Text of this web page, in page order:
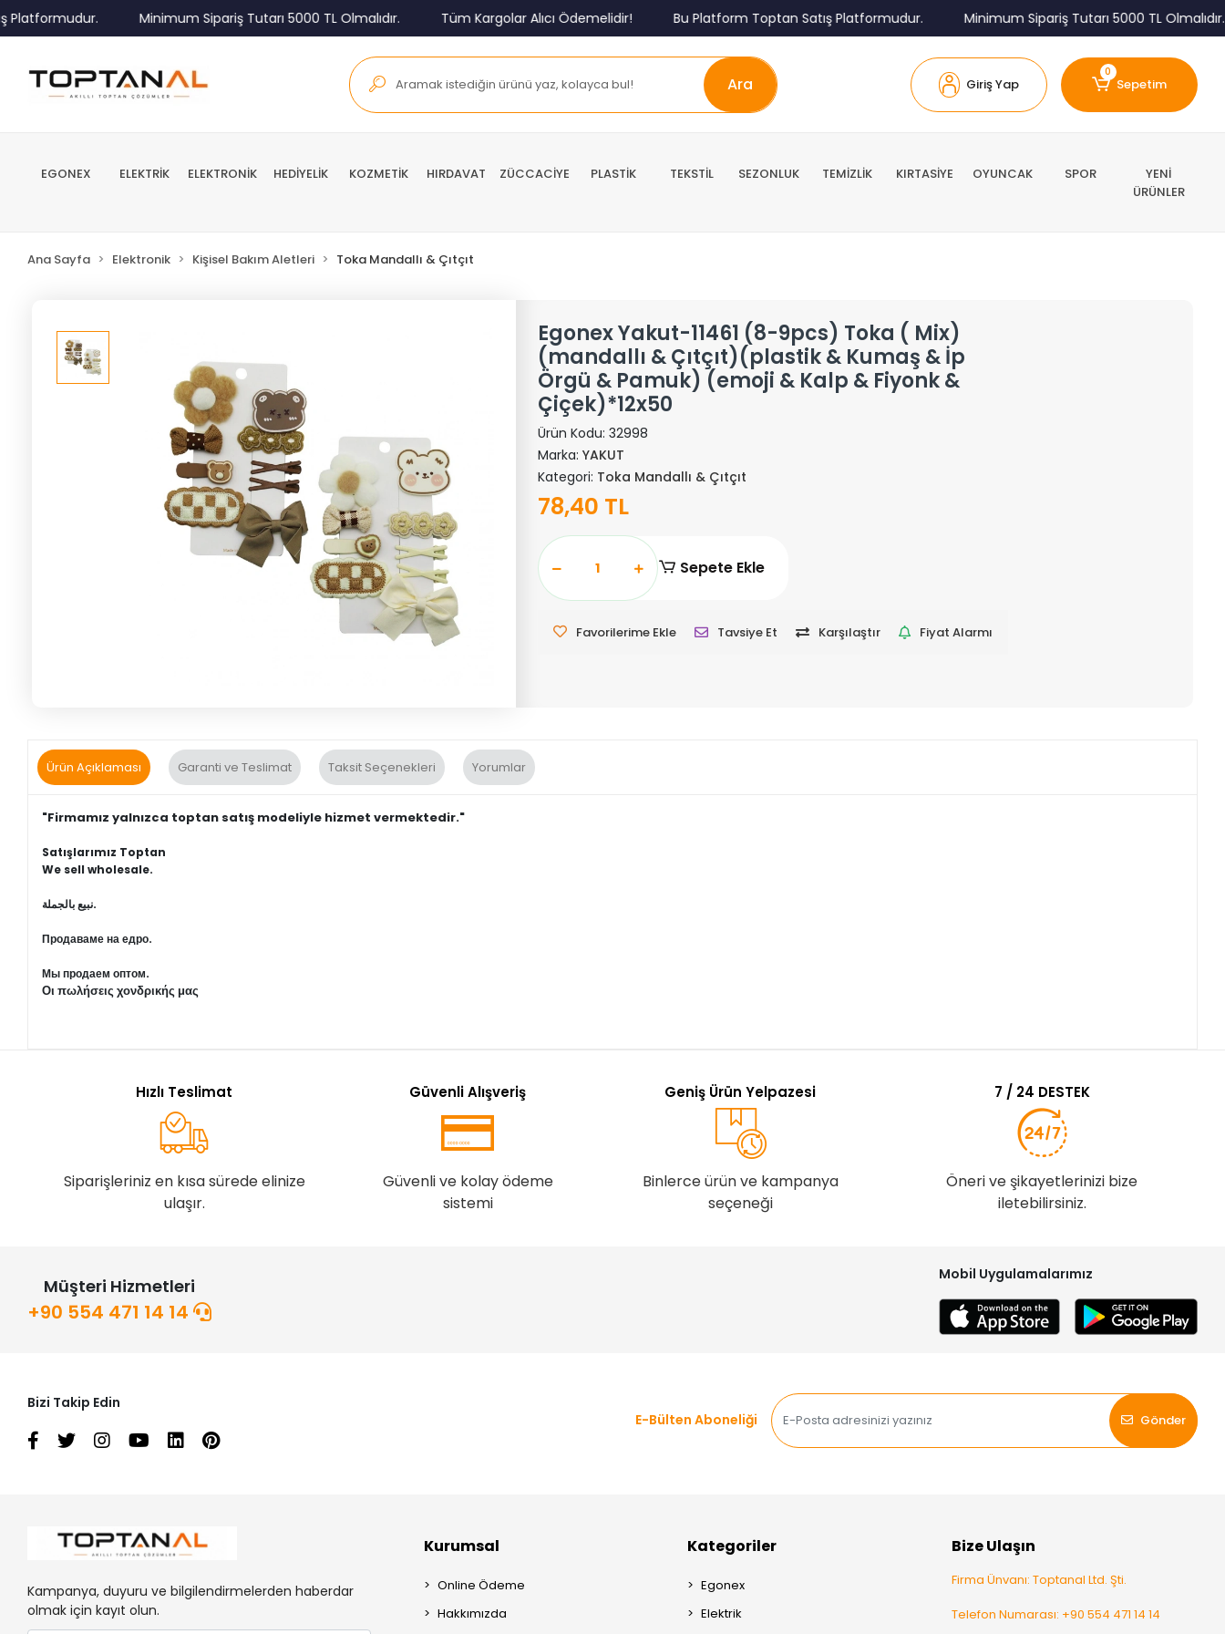
Minimum Sipariş Tutarı 5000 TL Olmalıdır. Tüm Kargolar Alıcı Ödemelidir! Bu Platform Toptan Satış Platformudur. Minimum Sipariş Tutarı 5000 TL Olmalıdır.
Ara Giriş Yap
0
Sepetim
EGONEX ELEKTRİK ELEKTRONİK HEDİYELİK KOZMETİK HIRDAVAT ZÜCCACİYE PLASTİK TEKSTİL SEZONLUK TEMİZLİK KIRTASİYE OYUNCAK SPOR
YENİ
ÜRÜNLER
Ana Sayfa Elektronik Kişisel Bakım Aletleri Toka Mandallı & Çıtçıt
Egonex Yakut-11461 (8-9pcs) Toka ( Mix)
(mandallı & Çıtçıt)(plastik & Kumaş & İp
Örgü & Pamuk) (emoji & Kalp & Fiyonk &
Çiçek)*12x50
Ürün Kodu: 32998
Marka: YAKUT
Kategori: Toka Mandallı & Çıtçıt
78,40 TL
Sepete Ekle
Favorilerime Ekle Tavsiye Et Karşılaştır Fiyat Alarmı
Ürün Açıklaması Garanti ve Teslimat Taksit Seçenekleri Yorumlar
"Firmamız yalnızca toptan satış modeliyle hizmet vermektedir."
Satışlarımız Toptan
We sell wholesale.
نبيع بالجملة.
Продаваме на едро.
Мы продаем оптом.
Οι πωλήσεις χονδρικής μας
Hızlı Teslimat
Siparişleriniz en kısa sürede elinize
ulaşır.
Güvenli Alışveriş
Güvenli ve kolay ödeme
sistemi
Geniş Ürün Yelpazesi
Binlerce ürün ve kampanya
seçeneği
7 / 24 DESTEK
Öneri ve şikayetlerinizi bize
iletebilirsiniz.
Müşteri Hizmetleri
+90 554 471 14 14
Mobil Uygulamalarımız
Bizi Takip Edin
E-Bülten Aboneliği
Gönder
Kampanya, duyuru ve bilgilendirmelerden haberdar
olmak için kayıt olun.
Kurumsal
Online Ödeme
Hakkımızda
Kategoriler
Egonex
Elektrik
Bize Ulaşın
Firma Ünvanı: Toptanal Ltd. Şti.
Telefon Numarası: +90 554 471 14 14